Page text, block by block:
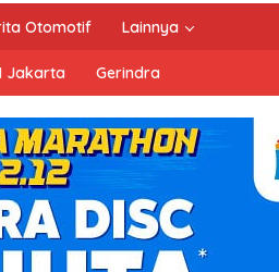
Otomotif Lainnya
Jakarta Gerindra